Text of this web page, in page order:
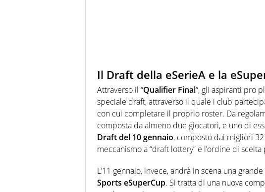
Il Draft della eSerieA e la
Attraverso il “Qualifier Final“, gli aspiranti pro
speciale draft, attraverso il quale i club
con cui completare il proprio roster. Da
composta da almeno due giocatori, e uno di
Draft del 10 gennaio, composto dai migliori
meccanismo a “draft lottery” e l’ordine di
L’11 gennaio, invece, andrà in scena una
Sports eSuperCup. Si tratta di una nuova